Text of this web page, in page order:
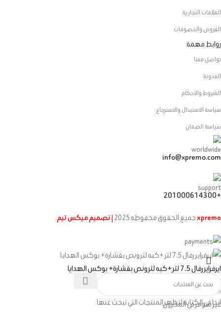
العلامات التجارية
العروض والخصومات
روابط مهمة
تواصل معنا
المدونة
الشروط والاحكام
سياسة الاستبدال والاسترجاع
سياسة الضمان
info@xpremo.com
+201000614300
xpremoجميع الحقوق محفوظه | تصميم ميكس تيم.
ابدا في الكتابة لتظهر المنتجات التي تبحث عنها
ايرفراير رفال 7.5 لتر +كبه لتر ونص بقشارة+ بوكس الهدايا
جنيه 7,500 جنيه
غير متوفر في المخزون